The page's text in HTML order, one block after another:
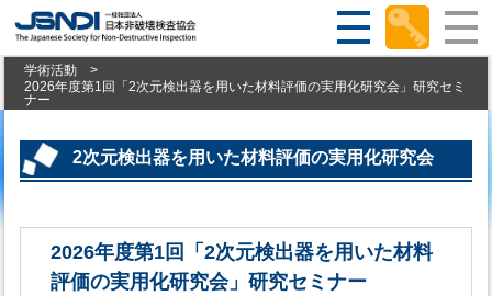
学術活動
>
2026年度第1回「2次元検出器を用いた材料評価の実用化研究会」研究セミ
ナー
2次元検出器を用いた材料評価の実用化研究会
2026年度第1回「2次元検出器を用いた材料
評価の実用化研究会」研究セミナー